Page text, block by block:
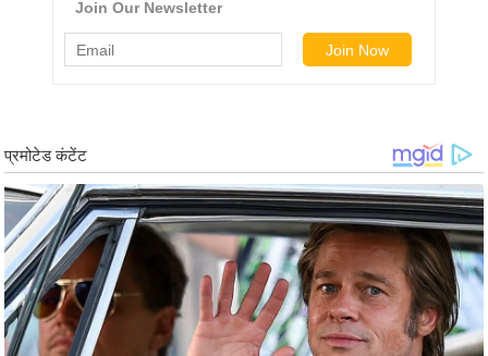
g
N
e
w
s
ला
इ